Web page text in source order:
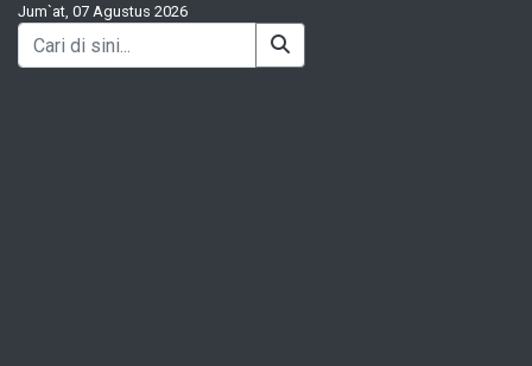
Jum`at, 07 Agustus 2026